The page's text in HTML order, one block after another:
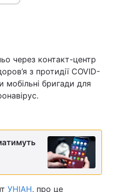
через контакт-центр
з протидії COVID-
бригади для
УНІАН, про це